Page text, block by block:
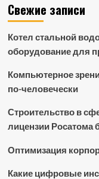
Свежие записи
Котел стальной
оборудование для
Компьютерное
по-человечески
Строительство в
лицензии Росатома
Оптимизация
Какие цифровые